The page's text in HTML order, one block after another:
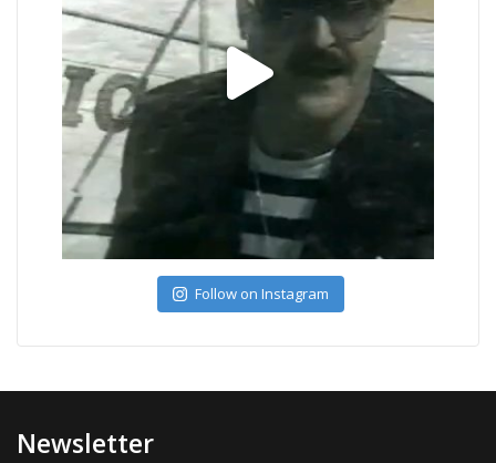
Follow on Instagram
Newsletter